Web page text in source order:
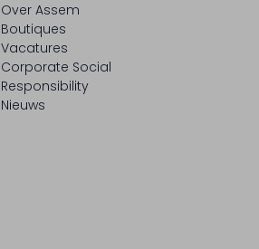
Over Assem
Boutiques
Vacatures
Corporate Social
Responsibility
Nieuws